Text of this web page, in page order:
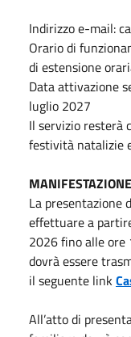
Indirizzo e-mail:
Orario di
di estensione
Data attivazione
luglio 2027
Il servizio resterà
festività natalizie
La presentazione
effettuare a
2026 fino alle ore
dovrà essere
il seguente link
All’atto di